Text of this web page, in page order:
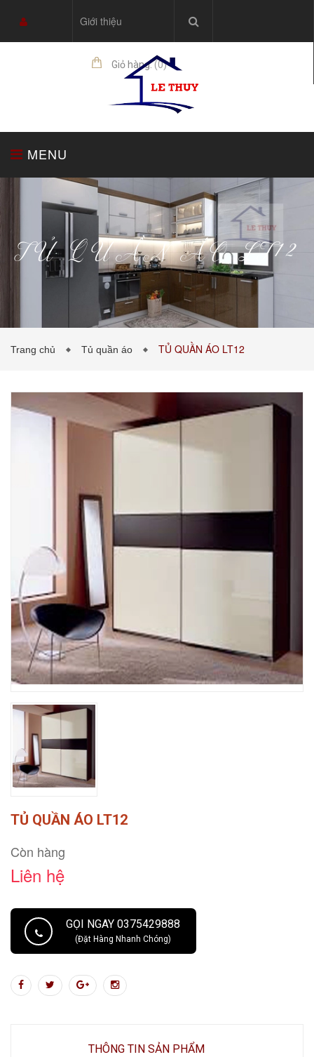
Giới thiệu
Giỏ hàng:(0)
MENU
TỦ BẾP THIẾT BỊ NHÀ BẾP
BẢNG GIÁ VẬT LIỆU
TỦ QUẦN ÁO LT12
Trang chủ Tủ quần áo TỦ QUẦN ÁO LT12
TỦ QUẦN ÁO LT12
Còn hàng
Liên hệ
GỌI NGAY 0375429888
(Đặt Hàng Nhanh Chóng)
THÔNG TIN SẢN PHẨM